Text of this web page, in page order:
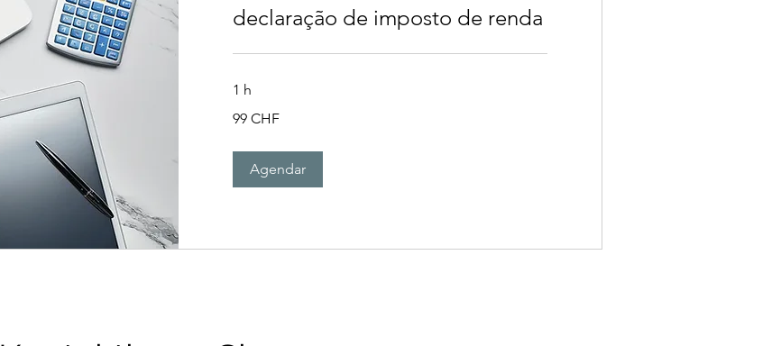
declaração de imposto de renda
1 h
francos
99 CHF
Agendar